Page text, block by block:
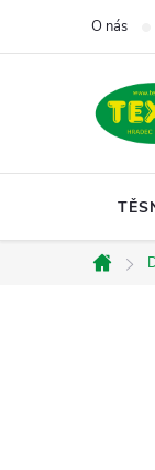
O nás
Domů